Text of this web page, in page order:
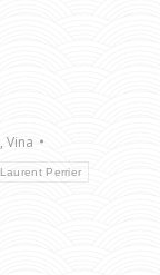
, Vina
Laurent Perrier